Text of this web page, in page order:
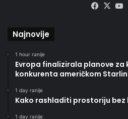
X
Najnovije
1 hour ranije
Evropa finalizirala planove za
konkurenta američkom
1 day ranije
Kako rashladiti prostoriju
1 day ranije